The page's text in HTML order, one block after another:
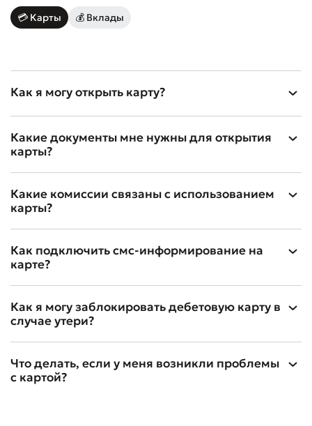
💳 Карты 💰 Вклады
Как я могу открыть карту?
Какие документы мне нужны для открытия
карты?
Какие комиссии связаны с использованием
карты?
Как подключить смс-информирование на
карте?
Как я могу заблокировать дебетовую карту в
случае утери?
Что делать, если у меня возникли проблемы
с картой?